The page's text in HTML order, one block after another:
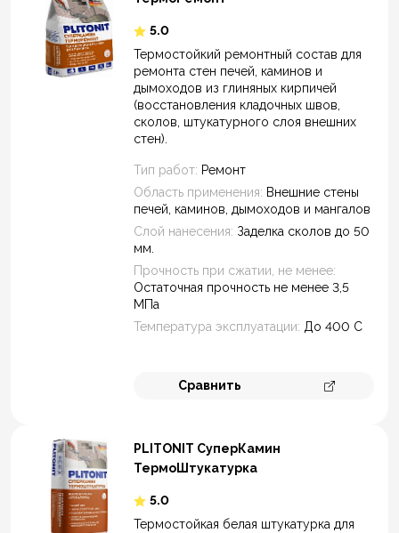
5.0
Термостойкий ремонтный состав для
ремонта стен печей, каминов и
дымоходов из глиняных кирпичей
(восстановления кладочных швов,
сколов, штукатурного слоя внешних
стен).
Тип работ: Ремонт
Область применения: Внешние стены
печей, каминов, дымоходов и мангалов
Слой нанесения: Заделка сколов до 50
мм.
Прочность при сжатии, не менее:
Остаточная прочность не менее 3,5
МПа
Температура эксплуатации: До 400 С
Сравнить
Перейти к
PLITONIT СуперКамин
ТермоШтукатурка
5.0
Термостойкая белая штукатурка для